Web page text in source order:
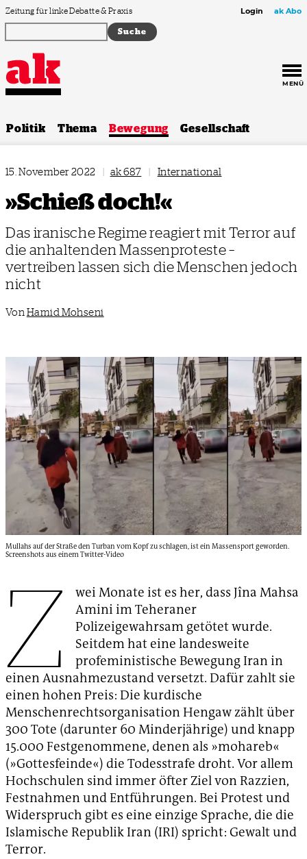
Zum Inhalt springen
Zeitung für linke Debatte & Praxis Login ak Abo
MENÜ
Politik Thema Bewegung Gesellschaft
15. November 2022 | ak 687 | International
»Schieß doch!«
Das iranische Regime reagiert mit Terror auf
die anhaltenden Massenproteste –
vertreiben lassen sich die Menschen jedoch
nicht
Von Hamid Mohseni
Mullahs auf der Straße den Turban vom Kopf zu schlagen, ist ein Massensport geworden.
Screenshots aus einem Twitter-Video
Z
wei Monate ist es her, dass Jîna Mahsa
Amini im Teheraner
Polizeigewahrsam getötet wurde.
Seitdem hat eine landesweite
profeministische Bewegung Iran in
einen Ausnahmezustand versetzt. Dafür zahlt sie
einen hohen Preis: Die kurdische
Menschenrechtsorganisation Hengaw zählt über
300 Tote (darunter 60 Minderjährige) und knapp
15.000 Festgenommene, denen als »mohareb«
(»Gottesfeinde«) die Todesstrafe droht. Vor allem
Hochschulen sind immer öfter Ziel von Razzien,
Festnahmen und Entführungen. Bei Protest und
Widerspruch gibt es eine einzige Sprache, die die
Islamische Republik Iran (IRI) spricht: Gewalt und
Terror.